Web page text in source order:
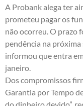
A Probank alega ter
prometeu pagar os
não ocorreu. O prazo
pendência na próxima
informou que entra
janeiro.
Dos compromissos
Garantia por Tempo
do dinheiro devido”,